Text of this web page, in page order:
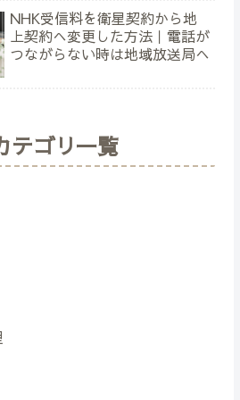
NHK受信料を衛星契約から地
上契約へ変更した方法｜電話が
つながらない時は地域放送局へ
テゴリ一覧